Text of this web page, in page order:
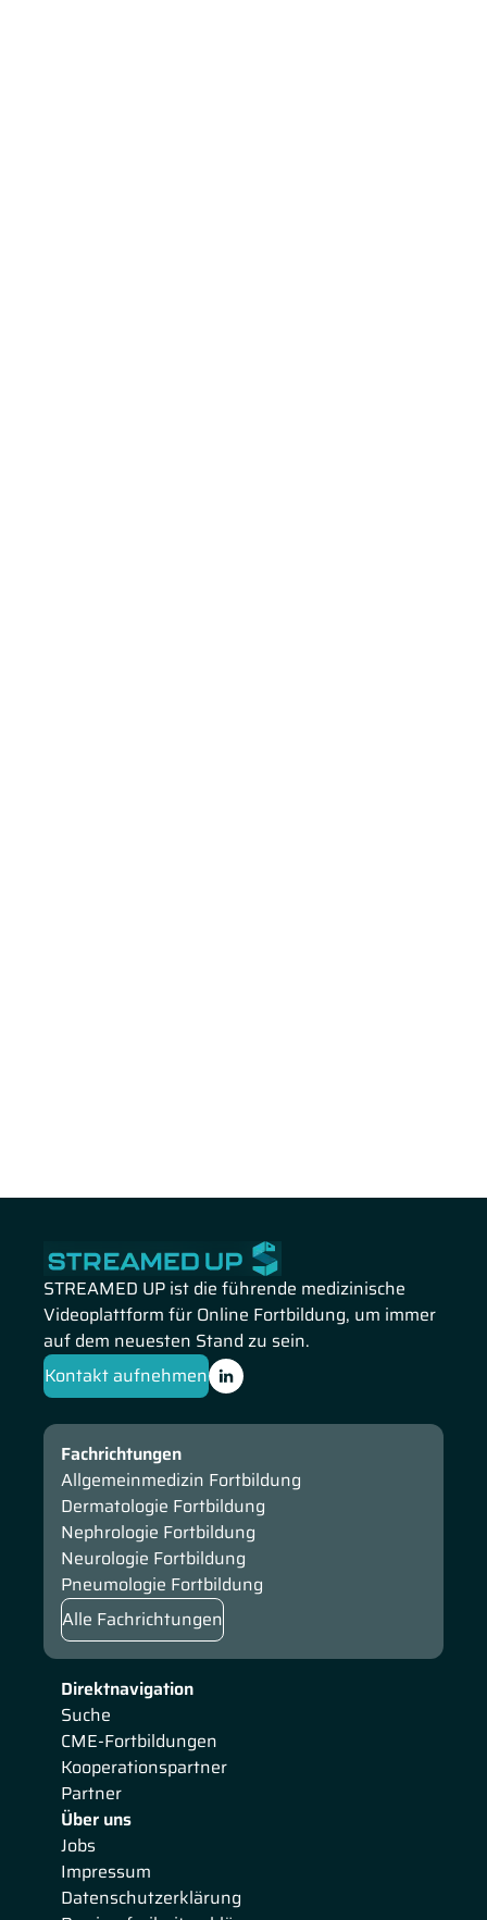
STREAMED UP ist die führende medizinische
Videoplattform für Online Fortbildung, um immer
auf dem neuesten Stand zu sein.
Kontakt aufnehmen
Direktnavigation
Suche
CME-Fortbildungen
Kooperationspartner
Partner
Über uns
Jobs
Impressum
Datenschutzerklärung
Fachrichtungen
Allgemeinmedizin Fortbildung
Dermatologie Fortbildung
Nephrologie Fortbildung
Neurologie Fortbildung
Pneumologie Fortbildung
Alle Fachrichtungen